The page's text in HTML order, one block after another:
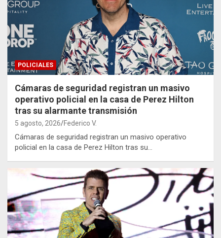
POLICIALES
Cámaras de seguridad registran un masivo
operativo policial en la casa de Perez Hilton
tras su alarmante transmisión
5 agosto, 2026 Federico V.
Cámaras de seguridad registran un masivo operativo
policial en la casa de Perez Hilton tras su…